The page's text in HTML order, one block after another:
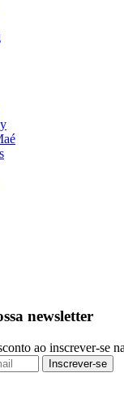
newsletter
ao inscrever-se
Inscrever-se